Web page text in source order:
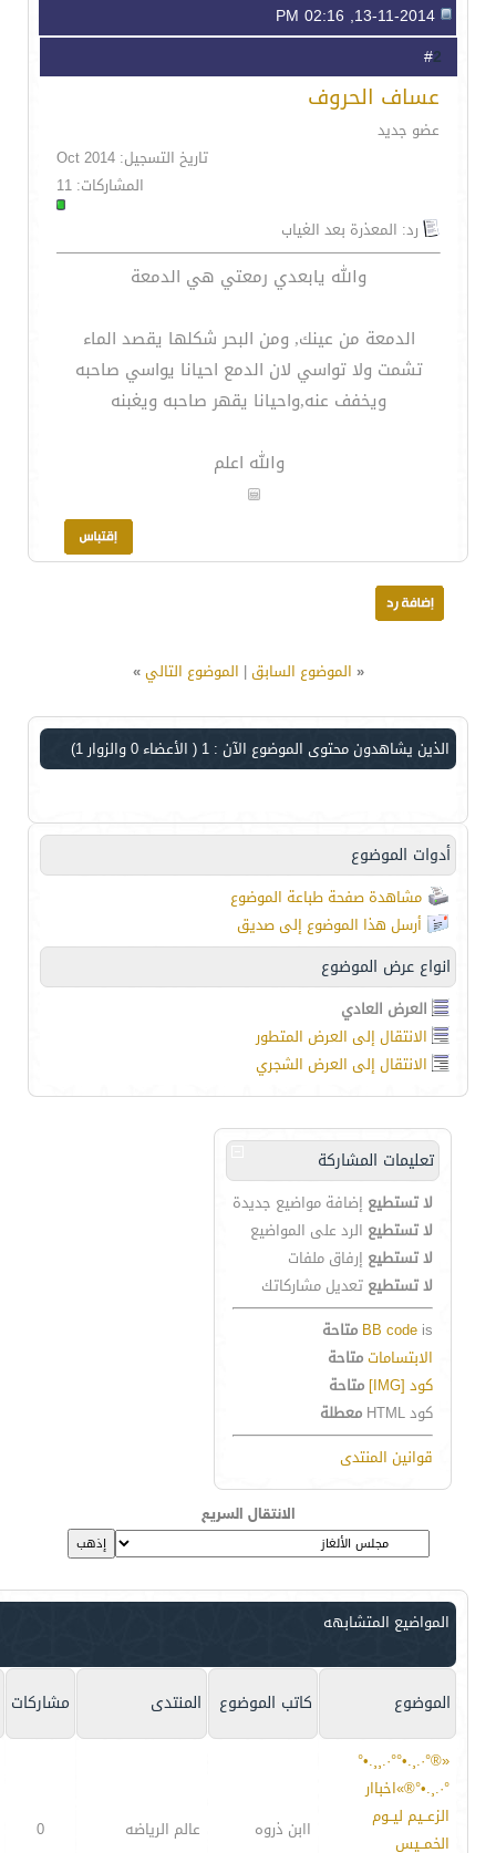
2
عساف الحروف
عضو جديد
تاريخ التسجيل: Oct 2014
المشاركات: 11
رد: المعذرة بعد الغياب
والله يابعدي رمعتي هي الدمعة
الدمعة من عينك, ومن البحر شكلها يقصد الماء
تشمت ولا تواسي لان الدمع احيانا يواسي صاحبه
ويخفف عنه,واحيانا يقهر صاحبه ويغبنه
والله اعلم
« الموضوع السابق| الموضوع التالي»
الذين يشاهدون محتوى الموضوع الآن : 1 ( الأعضاء 0 والزوار 1)
أدوات الموضوع
مشاهدة صفحة طباعة الموضوع
أرسل هذا الموضوع إلى صديق
انواع عرض الموضوع
العرض العادي
الانتقال إلى العرض المتطور
الانتقال إلى العرض الشجري
تعليمات المشاركة
لا تستطيع إضافة مواضيع جديدة
لا تستطيع الرد على المواضيع
لا تستطيع إرفاق ملفات
لا تستطيع تعديل مشاركاتك
BB code is
متاحة
الابتساماتمتاحة
كود [IMG]
متاحة
كود HTML
معطلة
قوانين المنتدى
الانتقال السريع
المواضيع المتشابهه
الموضوع كاتب الموضوع المنتدى مشاركات
«®°·.¸.•°°·.¸¸.•°
°·.¸.•°®»اخباار
الزعــيم ليــوم
الخمــيس
اابن ذروه عالم الرياضه 0